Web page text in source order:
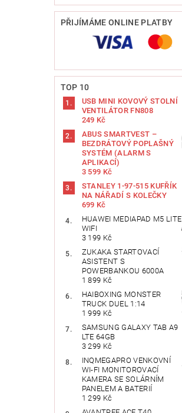
PŘIJÍMÁME ONLINE PLATBY
TOP 10
USB MINI KOVOVÝ STOLNÍ
VENTILÁTOR FN808
249 Kč
ABUS SMARTVEST –
BEZDRÁTOVÝ POPLAŠNÝ
SYSTÉM (ALARM S
APLIKACÍ)
3 599 Kč
STANLEY 1-97-515 KUFŘÍK
NA NÁŘADÍ S KOLEČKY
699 Kč
HUAWEI MEDIAPAD M5 LITE
WIFI
3 199 Kč
ZUKAKA STARTOVACÍ
ASISTENT S
POWERBANKOU 6000A
1 899 Kč
HAIBOXING MONSTER
TRUCK DUEL 1:14
1 999 Kč
SAMSUNG GALAXY TAB A9
LTE 64GB
3 299 Kč
INQMEGAPRO VENKOVNÍ
WI-FI MONITOROVACÍ
KAMERA SE SOLÁRNÍM
PANELEM A BATERIÍ
1 299 Kč